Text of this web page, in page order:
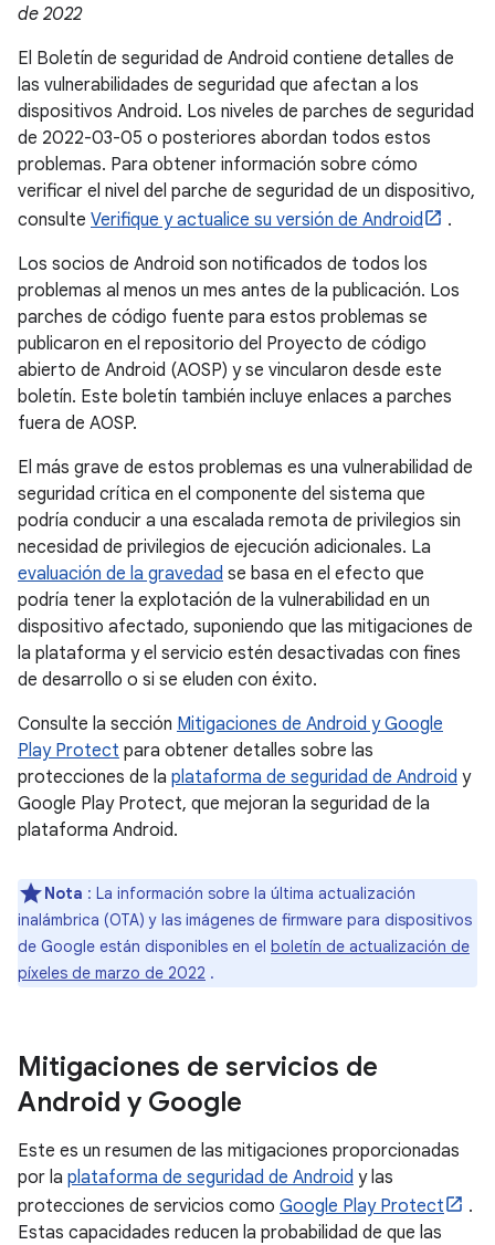
de 2022
El Boletín de seguridad de Android contiene detalles de
las vulnerabilidades de seguridad que afectan a los
dispositivos Android. Los niveles de parches de seguridad
de 2022-03-05 o posteriores abordan todos estos
problemas. Para obtener información sobre cómo
verificar el nivel del parche de seguridad de un dispositivo,
consulte Verifique y actualice su versión de Android
.
Los socios de Android son notificados de todos los
problemas al menos un mes antes de la publicación. Los
parches de código fuente para estos problemas se
publicaron en el repositorio del Proyecto de código
abierto de Android (AOSP) y se vincularon desde este
boletín. Este boletín también incluye enlaces a parches
fuera de AOSP.
El más grave de estos problemas es una vulnerabilidad de
seguridad crítica en el componente del sistema que
podría conducir a una escalada remota de privilegios sin
necesidad de privilegios de ejecución adicionales. La
evaluación de la gravedad se basa en el efecto que
podría tener la explotación de la vulnerabilidad en un
dispositivo afectado, suponiendo que las mitigaciones de
la plataforma y el servicio estén desactivadas con fines
de desarrollo o si se eluden con éxito.
Consulte la sección Mitigaciones de Android y Google
Play Protect para obtener detalles sobre las
protecciones de la plataforma de seguridad de Android y
Google Play Protect, que mejoran la seguridad de la
plataforma Android.
Nota : La información sobre la última actualización
inalámbrica (OTA) y las imágenes de firmware para dispositivos
de Google están disponibles en el boletín de actualización de
píxeles de marzo de 2022 .
Mitigaciones de servicios de
Android y Google
Este es un resumen de las mitigaciones proporcionadas
por la plataforma de seguridad de Android y las
protecciones de servicios como Google Play Protect
.
Estas capacidades reducen la probabilidad de que las